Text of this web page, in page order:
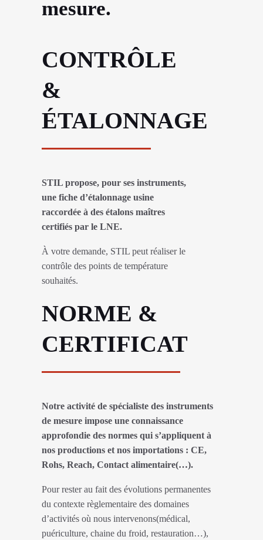
mesure.
CONTRÔLE
&
ÉTALONNAGE
STIL propose, pour ses instruments,
une fiche d’étalonnage usine
raccordée à des étalons maîtres
certifiés par le LNE.
À votre demande, STIL peut réaliser le
contrôle des points de température
souhaités.
NORME &
CERTIFICAT
Notre activité de spécialiste des instruments
de mesure impose une connaissance
approfondie des normes qui s’appliquent à
nos productions et nos importations : CE,
Rohs, Reach, Contact alimentaire(…).
Pour rester au fait des évolutions permanentes
du contexte règlementaire des domaines
d’activités où nous intervenons(médical,
puériculture, chaine du froid, restauration…),